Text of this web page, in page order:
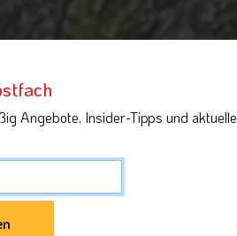
Angebote, Insider-Tipps und aktuelle